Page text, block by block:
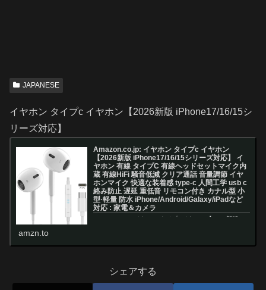
JAPANESE
イヤホン タイプc イヤホン【2026新版 iPhone17/16/15シ
リーズ対応】
Amazon.co.jp: イヤホン タイプc イヤホン
【2026新版 iPhone17/16/15シリーズ対応】 イ
ヤホン 有線 タイプC 有線ヘッドセットマイク内
蔵 有線HiFi 騒音低減 クリア通話 音量調節 イヤ
ホンマイク 快適な装着感 type-c 人間工学 usb c
絡み防止 遅延 重低音 リモコン付き カナル型 小
型·軽量 防水 iPhone/Android/Galaxy/iPadなど
対応 : 家電＆カメラ
amzn.to
シェアする